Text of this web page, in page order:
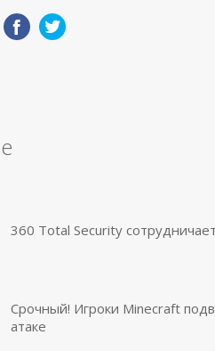
360 Total Security
Срочный! Игроки Minecraft
атаке